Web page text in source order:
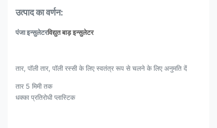
उत्पाद का वर्णन:
पंजा इन्सुलेटरविद्युत बाड़ इन्सुलेटर
तार, पॉली तार, पॉली रस्सी के लिए स्वतंत्र रूप से चलने के लिए अनुमति दें
तार 5 मिमी तक
धक्का प्रतिरोधी प्लास्टिक